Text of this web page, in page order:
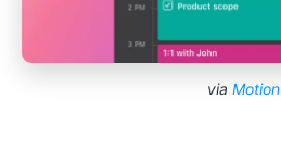
via Motion